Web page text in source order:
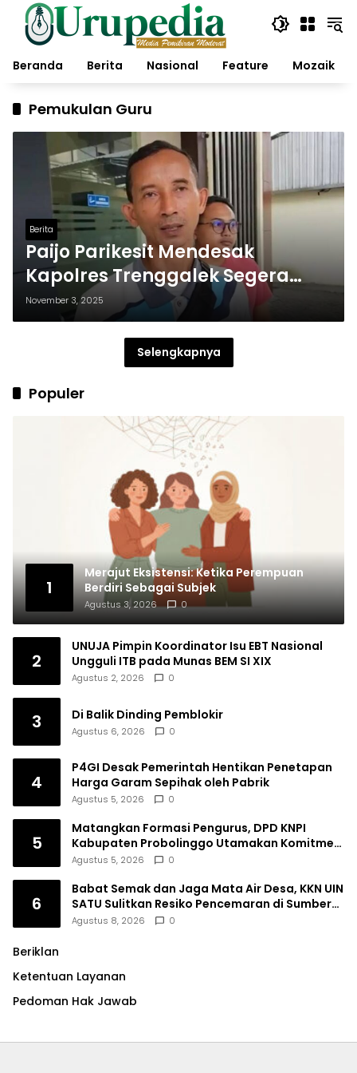
Langsung
konten
Beranda
Berita Nasional Feature Mozaik
Pemukulan Guru
Berita
Paijo Parikesit Mendesak
Kapolres Trenggalek Segera
Tetapkan Tersangka Kasus
Pemukulan Guru SMPN 1
Trenggalek
November 3, 2025
Selengkapnya
Populer
1
Merajut Eksistensi: Ketika Perempuan
Berdiri Sebagai Subjek
Agustus 3, 2026 0
2
UNUJA Pimpin Koordinator Isu EBT Nasional
Ungguli ITB pada Munas BEM SI XIX
Agustus 2, 2026 0
3 Di Balik Dinding Pemblokir
Agustus 6, 2026 0
4
P4GI Desak Pemerintah Hentikan Penetapan
Harga Garam Sepihak oleh Pabrik
Agustus 5, 2026 0
5
Matangkan Formasi Pengurus, DPD KNPI
Kabupaten Probolinggo Utamakan Komitmen
dan Kinerja
Agustus 5, 2026 0
6
Babat Semak dan Jaga Mata Air Desa, KKN UIN
SATU Sulitkan Resiko Pencemaran di Sumber
Ngumbul
Agustus 8, 2026 0
Beriklan
Ketentuan Layanan
Pedoman Hak Jawab